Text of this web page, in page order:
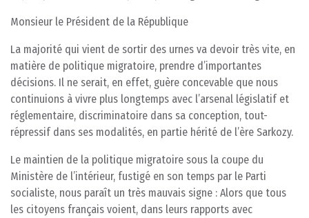
Monsieur le Président de la République
La majorité qui vient de sortir des urnes va devoir très vite, en
matière de politique migratoire, prendre d’importantes
décisions. Il ne serait, en effet, guère concevable que nous
continuions à vivre plus longtemps avec l’arsenal législatif et
réglementaire, discriminatoire dans sa conception, tout-
répressif dans ses modalités, en partie hérité de l’ère Sarkozy.
Le maintien de la politique migratoire sous la coupe du
Ministère de l’intérieur, fustigé en son temps par le Parti
socialiste, nous paraît un très mauvais signe : Alors que tous
les citoyens français voient, dans leurs rapports avec